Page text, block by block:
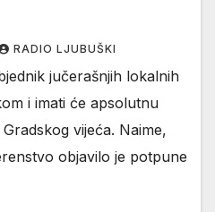
RADIO LJUBUŠKI
jučerašnjih lokalnih
i imati će apsolutnu
vijeća. Naime,
objavilo je potpune